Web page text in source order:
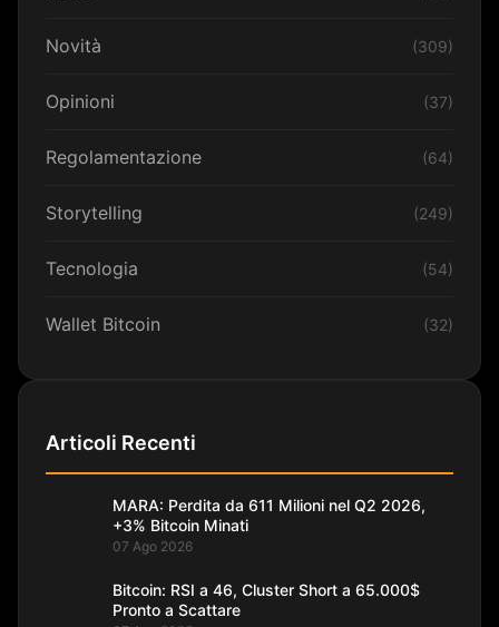
Novità (309)
Opinioni (37)
Regolamentazione (64)
Storytelling (249)
Tecnologia (54)
Wallet Bitcoin (32)
Articoli Recenti
MARA: Perdita da 611 Milioni nel Q2 2026,
+3% Bitcoin Minati
07 Ago 2026
Bitcoin: RSI a 46, Cluster Short a 65.000$
Pronto a Scattare